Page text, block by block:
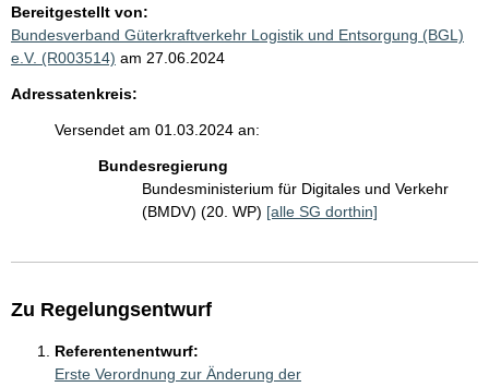
Bereitgestellt von:
Bundesverband Güterkraftverkehr Logistik und Entsorgung (BGL)
e.V. (R003514) am 27.06.2024
Adressatenkreis:
Versendet am 01.03.2024 an:
Bundesregierung
Bundesministerium für Digitales und Verkehr
(BMDV) (20. WP) [alle SG dorthin]
Zu Regelungsentwurf
Referentenentwurf:
Erste Verordnung zur Änderung der